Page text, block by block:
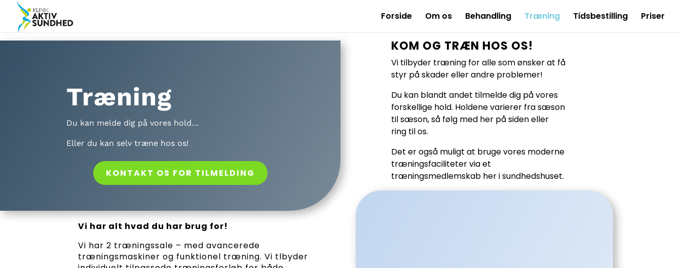
Forside Om os Behandling Træning Tidsbestilling Priser
Træning
Du kan melde dig på vores hold…
Eller du kan selv træne hos os!
KONTAKT OS FOR TILMELDING
KOM OG TRÆN HOS OS!
Vi tilbyder træning for alle som ønsker at få
styr på skader eller andre problemer!
Du kan blandt andet tilmelde dig på vores
forskellige hold. Holdene varierer fra sæson
til sæson, så følg med her på siden eller
ring til os.
Det er også muligt at bruge vores moderne
træningsfaciliteter via et
træningsmedlemskab her i sundhedshuset.
Vi har alt hvad du har brug for!
Vi har 2 træningssale – med avancerede
træningsmaskiner og funktionel træning. Vi tlbyder